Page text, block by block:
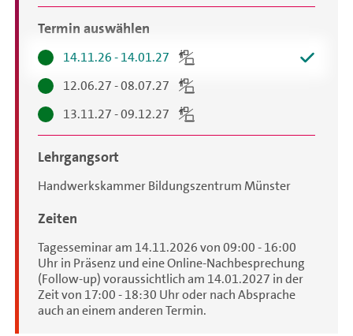
Termin auswählen
14.11.26 - 14.01.27
12.06.27 - 08.07.27
13.11.27 - 09.12.27
Lehrgangsort
Handwerkskammer Bildungszentrum Münster
Zeiten
Tagesseminar am 14.11.2026 von 09:00 - 16:00
Uhr in Präsenz und eine Online-Nachbesprechung
(Follow-up) voraussichtlich am 14.01.2027 in der
Zeit von 17:00 - 18:30 Uhr oder nach Absprache
auch an einem anderen Termin.